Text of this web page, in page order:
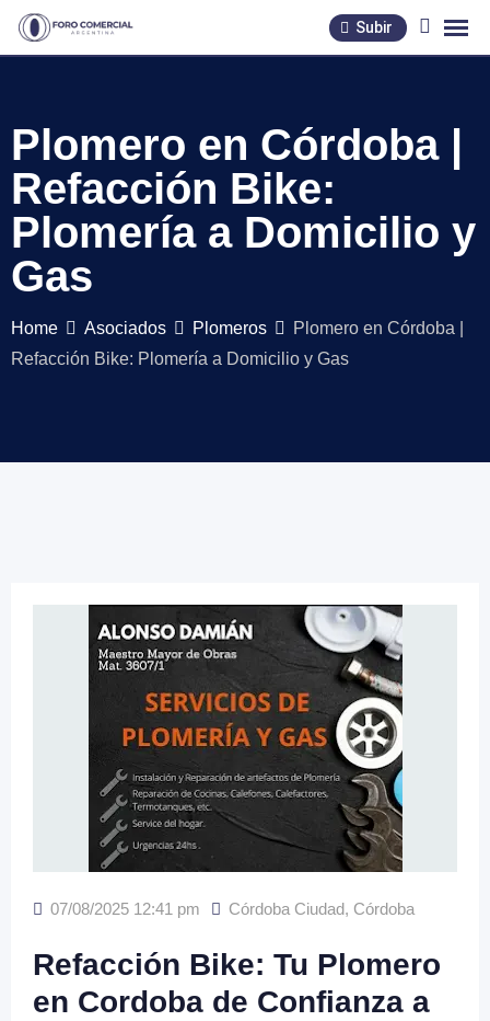
Skip
Subir
Plomero en Córdoba |
Refacción Bike:
Plomería a Domicilio y
Gas
Home Asociados Plomeros
Plomero en Córdoba |
Refacción Bike: Plomería a Domicilio y Gas
07/08/2025 12:41 pm Córdoba Ciudad, Córdoba
Refacción Bike: Tu Plomero
en Cordoba de Confianza a